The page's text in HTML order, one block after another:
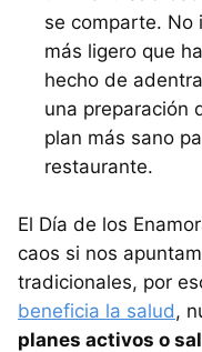
se comparte. No
más ligero que
hecho de
una preparación
plan más sano
restaurante.
El Día de los
caos si nos
tradicionales, por
beneficia la salud,
planes activos o